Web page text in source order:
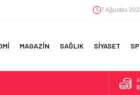
7 Ağustos
MAGAZİN SAĞLIK SİYASET